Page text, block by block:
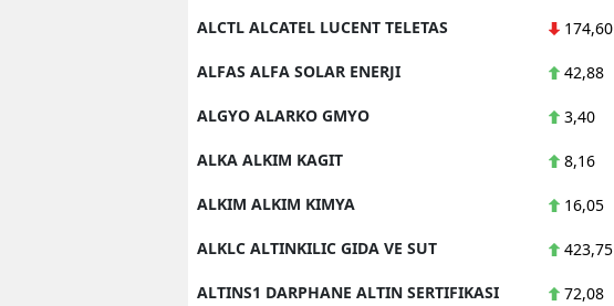
ALCTL ALCATEL LUCENT TELETAS 174,60
ALFAS ALFA SOLAR ENERJI 42,88
ALGYO ALARKO GMYO 3,40
ALKA ALKIM KAGIT 8,16
ALKIM ALKIM KIMYA 16,05
ALKLC ALTINKILIC GIDA VE SUT 423,75
ALTINS1 DARPHANE ALTIN SERTIFIKASI 72,08